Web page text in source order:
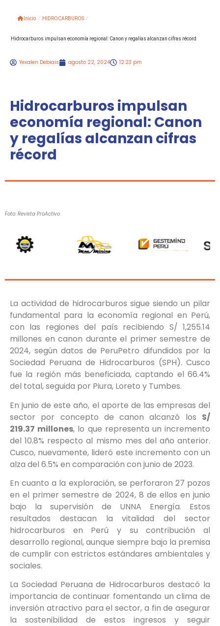
Inicio / HIDROCARBUROS /
Hidrocarburos impulsan economía regional: Canon y regalías alcanzan cifras récord
Yexalen Debiais agosto 22, 2024 12:23 pm
Hidrocarburos impulsan
economía regional: Canon
y regalías alcanzan cifras
récord
Foto: Revista ProActivo
La actividad de hidrocarburos sigue siendo un pilar
fundamental para la economía regional en Perú,
con las regiones del país recibiendo S/ 1,255.14
millones en canon durante el primer semestre de
2024, según datos de PeruPetro difundidos por la
Sociedad Peruana de Hidrocarburos (SPH). Cusco
fue la región más beneficiada, captando el 66.4%
del total, seguida por Piura, Loreto y Tumbes.
En junio de este año, el aporte de las empresas del
sector por concepto de canon alcanzó los S/
219.37 millones, lo que representa un incremento
del 10.8% respecto al mismo mes del año anterior.
Cusco, nuevamente, lideró este incremento con un
alza del 6.5% en comparación con junio de 2023.
En cuanto a la exploración, se perforaron 27 pozos
en el primer semestre de 2024, 8 de ellos en junio
bajo la supervisión de UNNA Energía. Estos
resultados destacan la vitalidad del sector
hidrocarburos en Perú y su contribución al
desarrollo regional, aunque siempre bajo la premisa
de cumplir con estrictos estándares ambientales y
sociales.
La Sociedad Peruana de Hidrocarburos destacó la
importancia de continuar fomentando un clima de
inversión atractivo para el sector, a fin de asegurar
la sostenibilidad de estos ingresos y seguir